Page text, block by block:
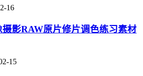
16
影RAW原片修片调色练习素材
15